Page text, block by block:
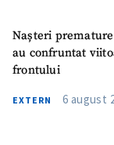
Nașteri
au confruntat
frontului
EXTERN 6 august